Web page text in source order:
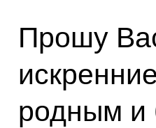
Прошу
родным и